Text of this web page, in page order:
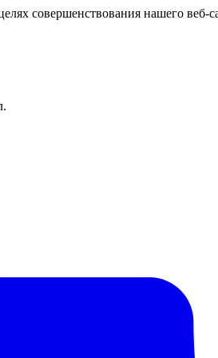
совершенствования нашего веб-